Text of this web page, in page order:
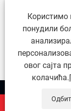
Како
Погледај
Користимо
понудили
овог сајта
колачића.